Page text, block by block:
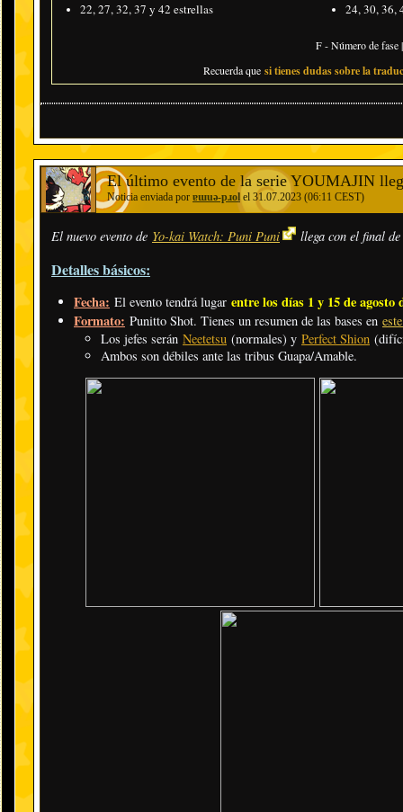
22, 27, 32, 37 y 42 estrellas
24, 30, 36,
F - Número de fase
Recuerda que si tienes dudas sobre la
El último evento de la serie YOUMAJIN
Noticia enviada por ɐɯuǝ-pɹol el 31.07.2023 (06:11 CEST)
El nuevo evento de Yo-kai Watch: Puni Puni llega con el final
Detalles básicos:
Fecha: El evento tendrá lugar entre los días 1 y 15 de agosto
Formato: Punitto Shot. Tienes un resumen de las bases en
Los jefes serán Neetetsu (normales) y Perfect Shion
Ambos son débiles ante las tribus Guapa/Amable.